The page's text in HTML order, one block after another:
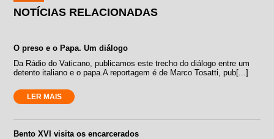
NOTÍCIAS RELACIONADAS
O preso e o Papa. Um diálogo
Da Rádio do Vaticano, publicamos este trecho do diálogo entre um
detento italiano e o papa.A reportagem é de Marco Tosatti, pub[...]
LER MAIS
Bento XVI visita os encarcerados